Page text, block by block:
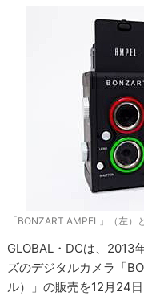
「BONZART AMPEL」（左
GLOBAL・DCは、2013
ズのデジタルカメラ「
ル）」の販売を12月24